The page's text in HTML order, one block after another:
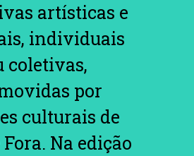
artísticas e
individuais
coletivas,
por
culturais de
Na edição